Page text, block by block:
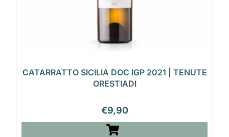
CATARRATTO SICILIA DOC IGP 2021 | TENUTE
ORESTIADI
€9,90